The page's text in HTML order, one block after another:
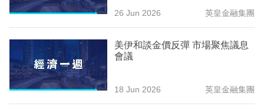
閱
區
26 Jun 2026 英皇金融集團
美伊和談金價反彈 市場聚焦議息
會議
18 Jun 2026 英皇金融集團